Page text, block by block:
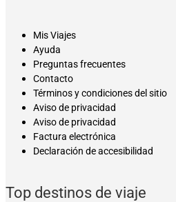
Mis Viajes
Ayuda
Preguntas frecuentes
Contacto
Términos y condiciones del sitio
Aviso de privacidad
Aviso de privacidad
Factura electrónica
Declaración de accesibilidad
Top destinos de viaje